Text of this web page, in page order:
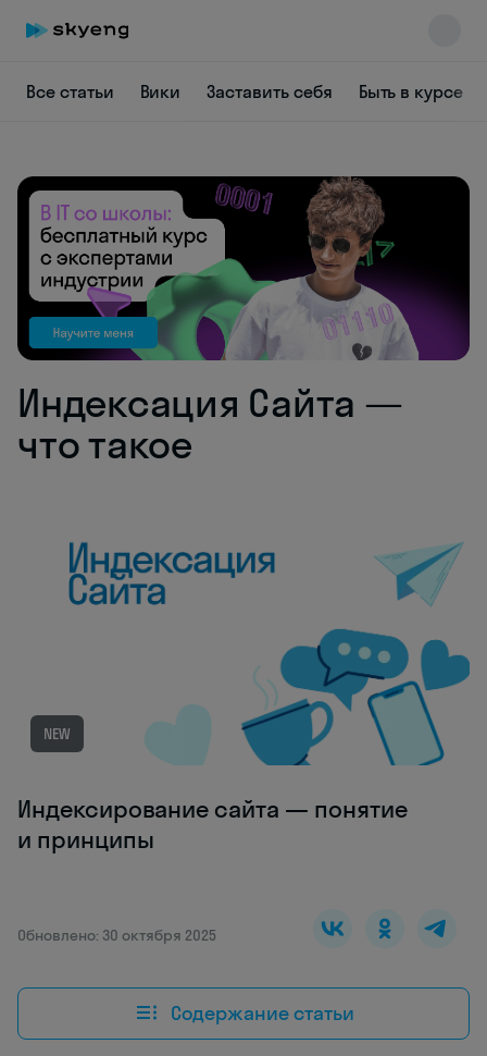
Все статьи Вики Заставить себя Быть в курсе
Индексация Сайта —
что такое
NEW
Индексирование сайта — понятие
и принципы
Обновлено: 30 октября 2025
Содержание статьи
Skyeng Chat
online